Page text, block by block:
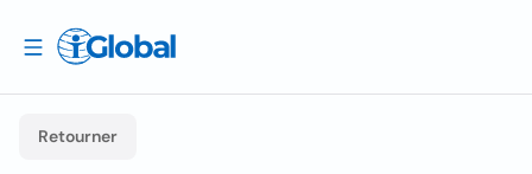
Retourner